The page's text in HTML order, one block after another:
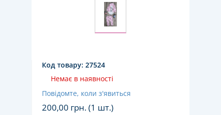
Код товару: 27524
Немає в наявності
Повідомте, коли з'явиться
200,00 грн. (1 шт.)